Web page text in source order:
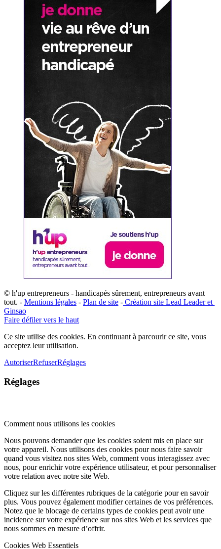
© h'up entrepreneurs - handicapés sûrement, entrepreneurs avant
tout. - Mentions légales - Plan de site - ​Création site ​​Lead Leader​ et ​
G​insao
Faire défiler vers le haut
Ce site utilise des cookies. En continuant à parcourir ce site, vous
acceptez leur utilisation.
AutoriserRefuserRéglages
Réglages
Comment nous utilisons les cookies
Nous pouvons demander que les cookies soient mis en place sur
votre appareil. Nous utilisons des cookies pour nous faire savoir
quand vous visitez nos sites Web, comment vous interagissez avec
nous, pour enrichir votre expérience utilisateur, et pour personnaliser
votre relation avec notre site Web.
Cliquez sur les différentes rubriques de la catégorie pour en savoir
plus. Vous pouvez également modifier certaines de vos préférences.
Notez que le blocage de certains types de cookies peut avoir une
incidence sur votre expérience sur nos sites Web et les services que
nous sommes en mesure d’offrir.
Cookies Web Essentiels